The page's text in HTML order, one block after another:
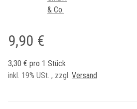
9,90 €
3,30 € pro 1 Stück
inkl. 19% USt. , zzgl. Versand